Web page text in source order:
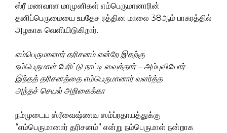
ஸ்ரீ மணவாள மாமுனிகள் எம்பெருமானாரின்
தனிப்பெருமையை உபதேச ரத்தின மாலை 38ஆம் பாசுரத்தில்
அழகாக வெளியிடுகிறார்.
எம்பெருமானார் தரிசனம் என்றே இதற்கு
நம்பெருமாள் பேரிட்டு நாட்டி வைத்தார்– அம்புவியோர்
இந்தத் தரிசனத்தை எம்பெருமானார் வளர்த்த
அந்தச் செயல் அறிகைக்கா
நம்முடைய ஸ்ரீவைஷ்ணவ ஸம்ப்ரதாயத்துக்கு
“எம்பெருமானார் தரிசனம்” என்று நம்பெருமாள் நன்றாக